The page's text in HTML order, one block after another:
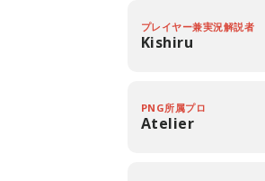
プレイヤー兼実況解説者
Kishiru
PNG所属プロ
Atelier